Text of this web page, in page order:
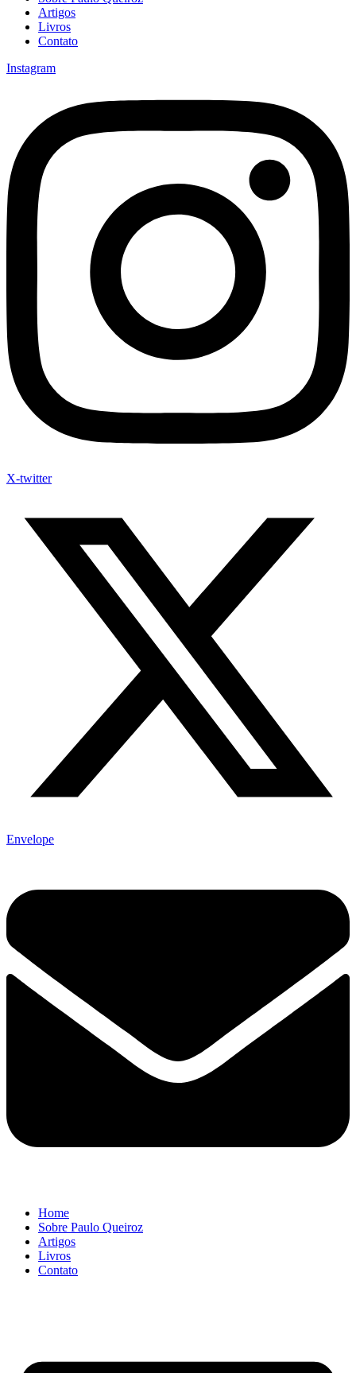
Artigos
Livros
Contato
Instagram
X-twitter
Envelope
Home
Sobre Paulo Queiroz
Artigos
Livros
Contato